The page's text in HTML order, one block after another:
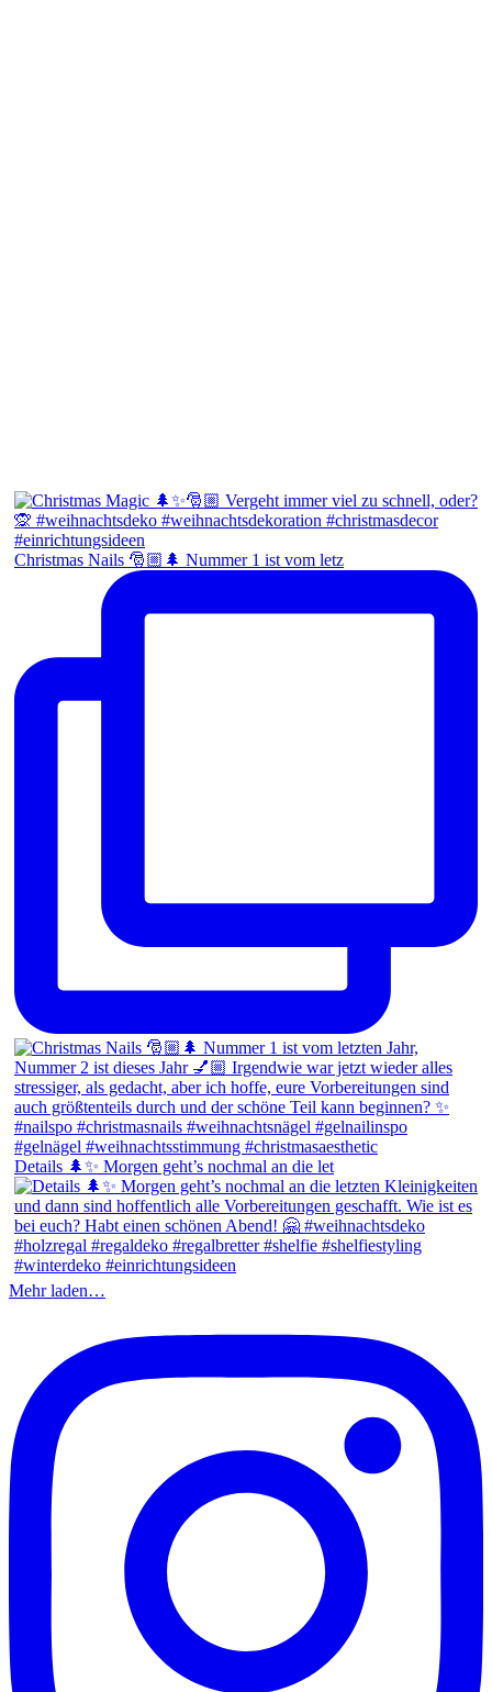
Christmas Nails 🎅🏼🌲 Nummer 1 ist vom letz
Details 🌲✨ Morgen geht’s nochmal an die let
Mehr laden…